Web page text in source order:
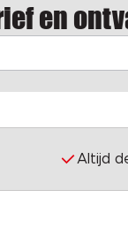
en
Altijd